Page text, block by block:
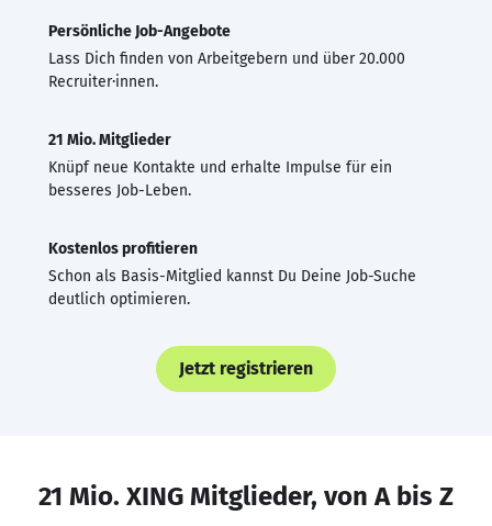
Persönliche Job-Angebote
Lass Dich finden von Arbeitgebern und über 20.000
Recruiter·innen.
21 Mio. Mitglieder
Knüpf neue Kontakte und erhalte Impulse für ein
besseres Job-Leben.
Kostenlos profitieren
Schon als Basis-Mitglied kannst Du Deine Job-Suche
deutlich optimieren.
Jetzt registrieren
21 Mio. XING Mitglieder, von A bis Z